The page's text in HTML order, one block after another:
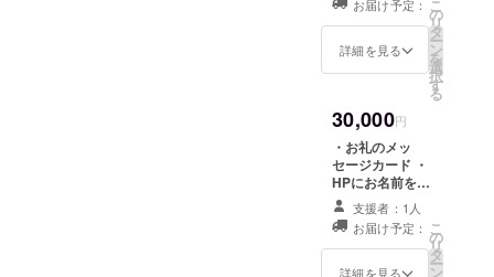
フェス期間中に
撮影して印刷し
た写真２枚 ・公
ナル缶バッチ１
個 ・志免産石炭
を使用したオリ
ジナルフレイム
ストーンネック
レス１個 ・オリ
ジナルＴシャツ
お届け予定：
詳細を見る
こ
の
リ
タ
ー
ン
を
選
択
す
る
30,000円
・お礼のメッ
セージカード ・
HPにお名前を大
きく掲載 ・チ
ケット５枚 ・公
演ダイジェスト
動画の配信（非
公開） ・オリジ
支援者：1人
お届け予定：
詳細を見る
こ
の
リ
タ
ー
ン